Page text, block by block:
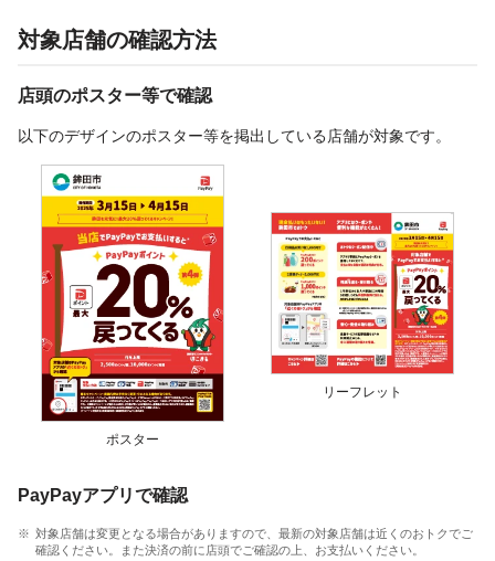
対象店舗の確認方法
店頭のポスター等で確認
以下のデザインのポスター等を掲出している店舗が対象です。
ポスター
リーフレット
PayPayアプリで確認
対象店舗は変更となる場合がありますので、最新の対象店舗は近くのおトクでご
確認ください。また決済の前に店頭でご確認の上、お支払いください。